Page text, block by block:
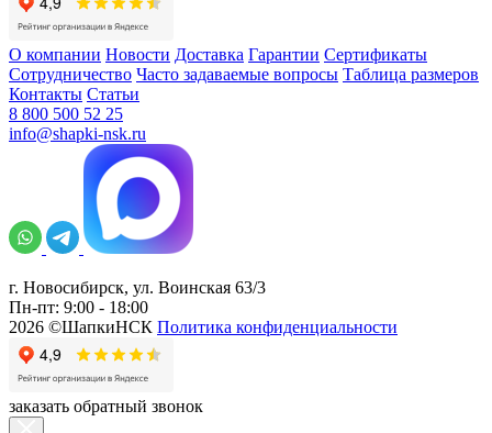
О компании Новости Доставка Гарантии Сертификаты
Сотрудничество Часто задаваемые вопросы Таблица размеров
Контакты Статьи
8 800 500 52 25
info@shapki-nsk.ru
г. Новосибирск, ул. Воинская 63/3
Пн-пт: 9:00 - 18:00
2026 ©ШапкиНСК Политика конфиденциальности
заказать обратный звонок